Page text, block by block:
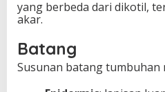
yang berbeda dari dikotil,
akar.
Batang
Susunan batang